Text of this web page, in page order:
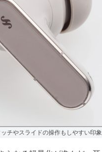
チやスライドの操作もしやすい印象